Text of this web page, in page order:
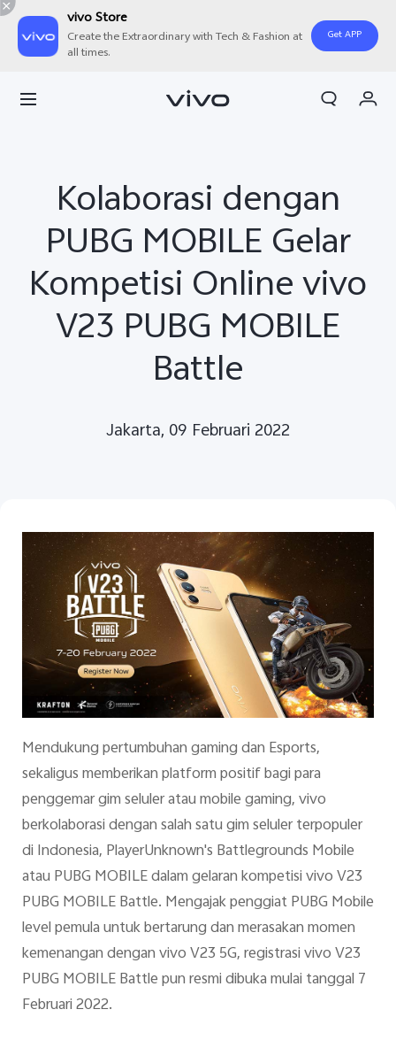
vivo Store
Create the Extraordinary with Tech & Fashion at
all times.
Get APP
Indonesia | Pilih negara/wilayah
Akun Saya
Kolaborasi dengan
PUBG MOBILE Gelar
Kompetisi Online vivo
V23 PUBG MOBILE
Battle
Jakarta, 09 Februari 2022
Mendukung pertumbuhan gaming dan Esports,
sekaligus memberikan platform positif bagi para
penggemar gim seluler atau mobile gaming, vivo
berkolaborasi dengan salah satu gim seluler terpopuler
di Indonesia, PlayerUnknown's Battlegrounds Mobile
atau PUBG MOBILE dalam gelaran kompetisi vivo V23
PUBG MOBILE Battle. Mengajak penggiat PUBG Mobile
level pemula untuk bertarung dan merasakan momen
kemenangan dengan vivo V23 5G, registrasi vivo V23
PUBG MOBILE Battle pun resmi dibuka mulai tanggal 7
Februari 2022.